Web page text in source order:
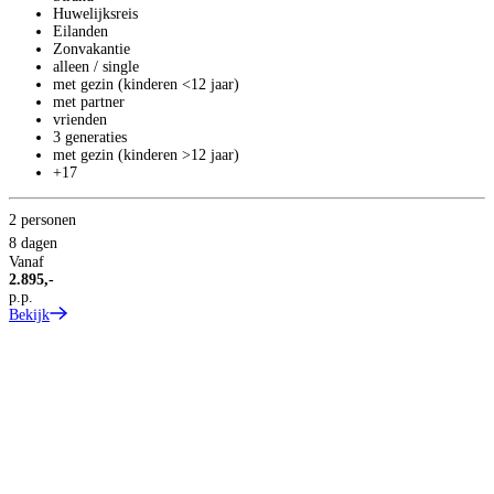
Huwelijksreis
Eilanden
Zonvakantie
alleen / single
met gezin (kinderen <12 jaar)
met partner
vrienden
3 generaties
met gezin (kinderen >12 jaar)
+17
2 personen
8 dagen
Vanaf
2.895,-
p.p.
Bekijk